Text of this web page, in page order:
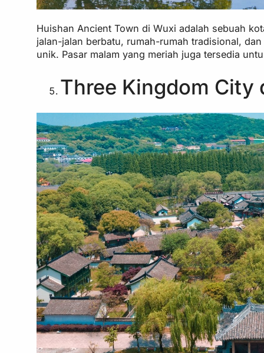
Huishan Ancient Town di Wuxi adalah sebuah
jalan-jalan berbatu, rumah-rumah tradisional,
unik. Pasar malam yang meriah juga tersedia
Three Kingdom City